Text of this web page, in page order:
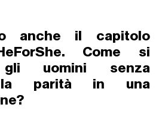
anche il capitolo
Come si
gli uomini senza
la parità in una